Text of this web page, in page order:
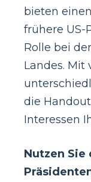
bieten
frühere US-
Rolle bei
Landes. Mit
die
Interessen
Nutzen Sie